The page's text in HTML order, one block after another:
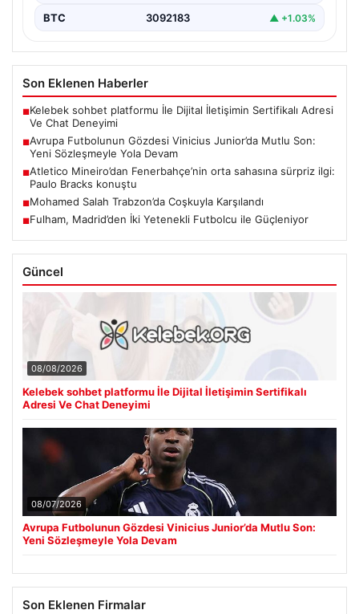
BTC 3092183 ▲ +1.03%
Son Eklenen Haberler
■Kelebek sohbet platformu İle Dijital İletişimin Sertifikalı Adresi
Ve Chat Deneyimi
■Avrupa Futbolunun Gözdesi Vinicius Junior’da Mutlu Son:
Yeni Sözleşmeyle Yola Devam
■Atletico Mineiro’dan Fenerbahçe’nin orta sahasına sürpriz ilgi:
Paulo Bracks konuştu
■Mohamed Salah Trabzon’da Coşkuyla Karşılandı
■Fulham, Madrid’den İki Yetenekli Futbolcu ile Güçleniyor
Güncel
08/08/2026
Kelebek sohbet platformu İle Dijital İletişimin Sertifikalı
Adresi Ve Chat Deneyimi
08/07/2026
Avrupa Futbolunun Gözdesi Vinicius Junior’da Mutlu Son:
Yeni Sözleşmeyle Yola Devam
Son Eklenen Firmalar